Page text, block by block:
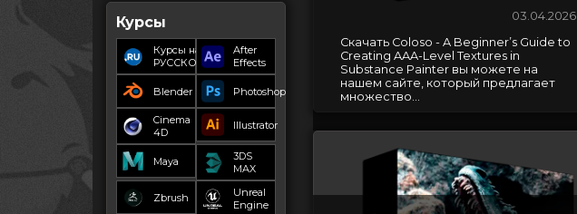
Курсы
Курсы на
РУССКОМ
After
Effects
Blender Photoshop
Cinema
4D
Illustrator
Maya
3DS
MAX
Zbrush
Unreal
Engine
03.04.2026
Скачать Coloso - A Beginner’s Guide to
Creating AAA-Level Textures in
Substance Painter вы можете на
нашем сайте, который предлагает
множество...